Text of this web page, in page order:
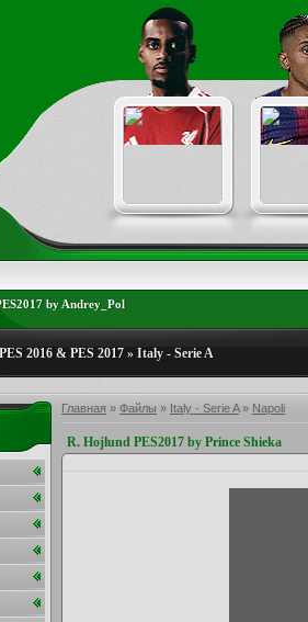
by Andrey_Pol
2016 & PES 2017 » Italy - Serie A
Главная » Файлы » Italy - Serie A» Napoli
R. Hojlund PES2017 by Prince Shieka